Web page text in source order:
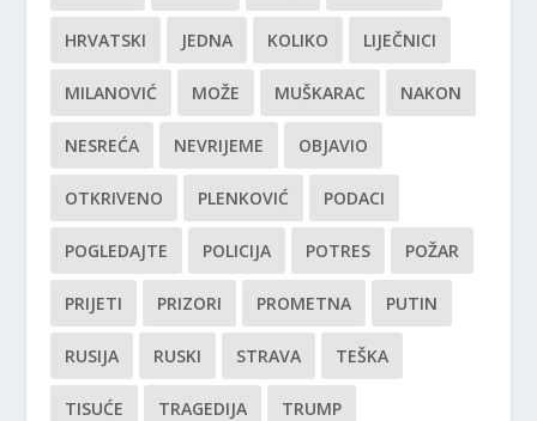
HRVATSKI JEDNA KOLIKO LIJEČNICI
MILANOVIĆ MOŽE MUŠKARAC NAKON
NESREĆA NEVRIJEME OBJAVIO
OTKRIVENO PLENKOVIĆ PODACI
POGLEDAJTE POLICIJA POTRES POŽAR
PRIJETI PRIZORI PROMETNA PUTIN
RUSIJA RUSKI STRAVA TEŠKA
TISUĆE TRAGEDIJA TRUMP